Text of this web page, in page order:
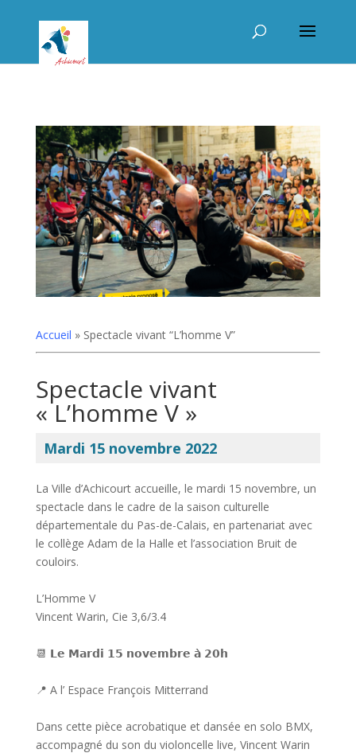
Accueil » Spectacle vivant “L’homme V”
Spectacle vivant
« L’homme V »
Mardi 15 novembre 2022
La Ville d’Achicourt accueille, le mardi 15 novembre, un
spectacle dans le cadre de la saison culturelle
départementale du Pas-de-Calais, en partenariat avec
le collège Adam de la Halle et l’association Bruit de
couloirs.
L’Homme V
Vincent Warin, Cie 3,6/3.4
📆 𝗟𝗲 𝗠𝗮𝗿𝗱𝗶 𝟭𝟱 𝗻𝗼𝘃𝗲𝗺𝗯𝗿𝗲 𝗮̀ 𝟮𝟬𝗵
📍 A l’ Espace François Mitterrand
Dans cette pièce acrobatique et dansée en solo BMX,
accompagné du son du violoncelle live, Vincent Warin